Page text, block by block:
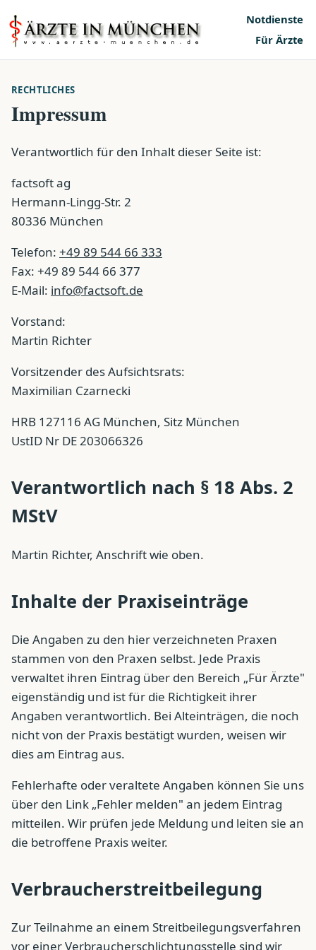
Notdienste
Für Ärzte
RECHTLICHES
Impressum
Verantwortlich für den Inhalt dieser Seite ist:
factsoft ag
Hermann-Lingg-Str. 2
80336 München
Telefon: +49 89 544 66 333
Fax: +49 89 544 66 377
E-Mail: info@factsoft.de
Vorstand:
Martin Richter
Vorsitzender des Aufsichtsrats:
Maximilian Czarnecki
HRB 127116 AG München, Sitz München
UstID Nr DE 203066326
Verantwortlich nach § 18 Abs. 2
MStV
Martin Richter, Anschrift wie oben.
Inhalte der Praxiseinträge
Die Angaben zu den hier verzeichneten Praxen
stammen von den Praxen selbst. Jede Praxis
verwaltet ihren Eintrag über den Bereich „Für Ärzte"
eigenständig und ist für die Richtigkeit ihrer
Angaben verantwortlich. Bei Alteinträgen, die noch
nicht von der Praxis bestätigt wurden, weisen wir
dies am Eintrag aus.
Fehlerhafte oder veraltete Angaben können Sie uns
über den Link „Fehler melden" an jedem Eintrag
mitteilen. Wir prüfen jede Meldung und leiten sie an
die betroffene Praxis weiter.
Verbraucherstreitbeilegung
Zur Teilnahme an einem Streitbeilegungsverfahren
vor einer Verbraucherschlichtungsstelle sind wir